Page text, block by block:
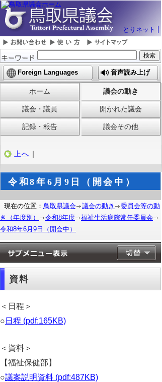
とりネット
Foreign Languages 音声読み上げ
ホーム 議会の動き
議会・議員 開かれた議会
記録・報告 議会その他
上へ ｜
令和8年6月9日（開会中）
現在の位置： 鳥取県議会 議会の動き
委員会等の動
き（年度別）
令和8年度
福祉生活病院常任委員会
令和8年6月9日（開会中）
資料
＜日程＞
○ 日程 (pdf:165KB)
＜資料＞
【福祉保健部】
○議案説明資料 (pdf:487KB)